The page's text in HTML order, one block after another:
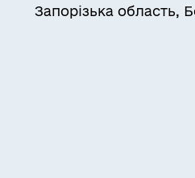
Запорізька область,